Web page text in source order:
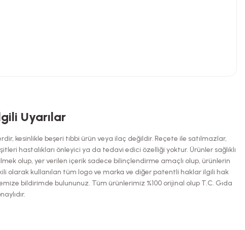
Uyarılar
kesinlikle beşeri tıbbi ürün veya ilaç değildir. Reçete ile satılmazlar,
hastalıkları önleyici ya da tedavi edici özelliği yoktur. Ürünler sağlıklı
olup, yer verilen içerik sadece bilinçlendirme amaçlı olup, ürünlerin
olarak kullanılan tüm logo ve marka ve diğer patentli haklar ilgili hak
bildirimde bulununuz. Tüm ürünlerimiz %100 orijinal olup T.C. Gıda